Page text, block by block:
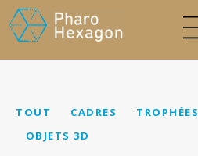
TOUT CADRES TROPHÉES
OBJETS 3D